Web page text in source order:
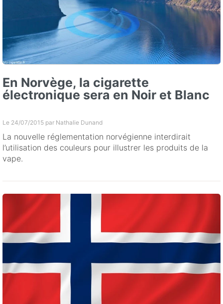
En Norvège, la cigarette
électronique sera en Noir et Blanc
Le 24/07/2015 par Nathalie Dunand
La nouvelle réglementation norvégienne interdirait
l’utilisation des couleurs pour illustrer les produits de la
vape.